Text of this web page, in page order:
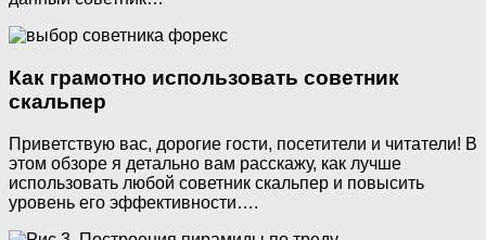
Как грамотно использовать советник
скальпер
Приветствую вас, дорогие гости, посетители и читатели! В
этом обзоре я детально вам расскажу, как лучше
использовать любой советник скальпер и повысить
уровень его эффективности….